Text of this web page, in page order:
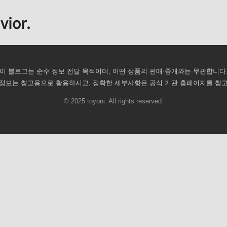
블로그는 순수 정보 전달 목적이며, 어떤 상품의 판매·중개와는 무관합니다.
보는 참고용으로 활용하시고, 정확한 세부사항은 공식 기관 홈페이지를 참
© 2025 toyoni. All rights reserved.